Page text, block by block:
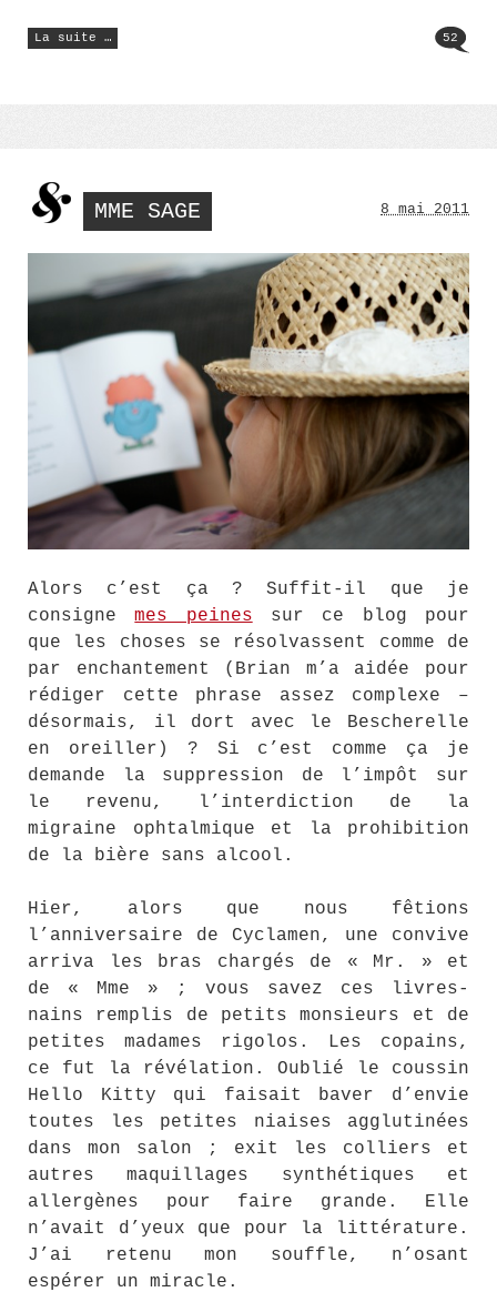
La suite …
« Queue
de
52
MME SAGE 8 mai 2011
Alors c’est ça ? Suffit-il que je
consignemes peines sur ce blog pour
que les choses se résolvassent comme de
par enchantement (Brian m’a aidée pour
rédiger cette phrase assez complexe –
désormais, il dort avec le Bescherelle
en oreiller) ? Si c’est comme ça je
demande la suppression de l’impôt sur
le revenu, l’interdiction de la
migraine ophtalmique et la prohibition
de la bière sans alcool.
Hier, alors que nous fêtions
l’anniversaire de Cyclamen, une convive
arriva les bras chargés de « Mr. » et
de « Mme » ; vous savez ces livres-
nains remplis de petits monsieurs et de
petites madames rigolos. Les copains,
ce fut la révélation. Oublié le coussin
Hello Kitty qui faisait baver d’envie
toutes les petites niaises agglutinées
dans mon salon ; exit les colliers et
autres maquillages synthétiques et
allergènes pour faire grande. Elle
n’avait d’yeux que pour la littérature.
J’ai retenu mon souffle, n’osant
espérer un miracle.